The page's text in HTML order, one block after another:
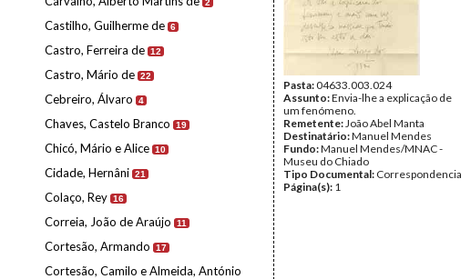
2
Castilho, Guilherme de 6
Castro, Ferreira de 12
Castro, Mário de 22
Cebreiro, Álvaro 4
Chaves, Castelo Branco 19
Chicó, Mário e Alice 10
Cidade, Hernâni 21
Colaço, Rey 16
Correia, João de Araújo 11
Cortesão, Armando 17
Cortesão, Camilo e Almeida, António
Pasta:04633.003.024
Assunto:Envia-lhe a explicação de
um fenómeno.
Remetente:João Abel Manta
Destinatário:Manuel Mendes
Fundo:Manuel Mendes/MNAC -
Museu do Chiado
Tipo Documental: Correspondencia
Página(s): 1